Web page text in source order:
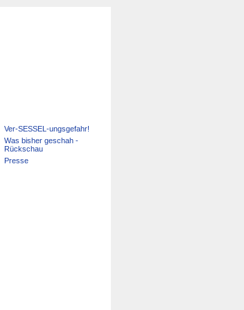
Navigation
überspringen
Ver-SESSEL-ungsgefahr!
Was bisher geschah -
Rückschau
Presse